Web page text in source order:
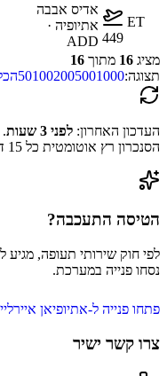
ET
449
אדיס אבבה
אתיופיה ·
ADD
מציג 16 מתוך 16
תצוגה:
501002005001000
העדכון האחרון: לפני 3 שעות .
הסנכרון רץ אוטומטית כל 15 דקות מ-data.gov.il.
הטיסה התעכבה?
לפי חוק שירותי תעופה, מגיע
נסחו פנייה במערכת.
פתחו פנייה ל-אתיופיאן
צרו קשר ישיר